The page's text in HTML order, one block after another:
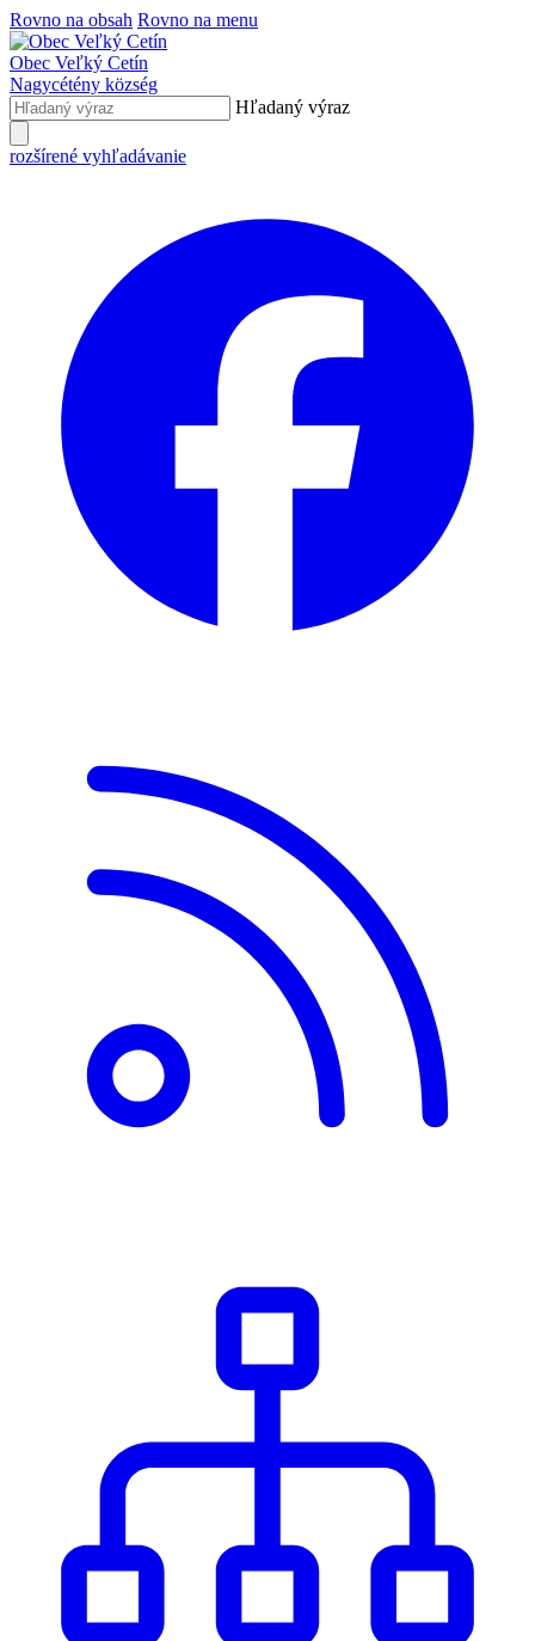
Rovno na obsah Rovno na menu
Obec Veľký Cetín
Nagycétény község
Hľadaný výraz
rozšírené vyhľadávanie